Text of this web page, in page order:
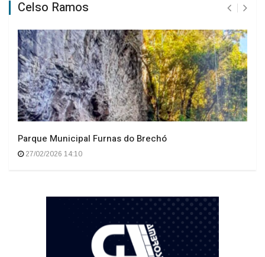
Celso Ramos
Parque Municipal Furnas do Brechó
27/02/2026 14:10